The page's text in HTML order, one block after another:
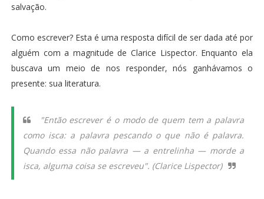
salvação.
Como escrever? Esta é uma resposta difícil de ser dada até por
alguém com a magnitude de Clarice Lispector. Enquanto ela
buscava um meio de nos responder, nós ganhávamos o
presente: sua literatura.
"Então escrever é o modo de quem tem a palavra
como isca: a palavra pescando o que não é palavra.
Quando essa não palavra — a entrelinha — morde a
isca, alguma coisa se escreveu". (Clarice Lispector)